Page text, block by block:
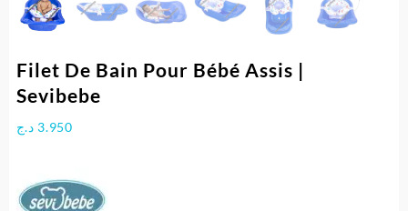
Filet De Bain Pour Bébé Assis |
Sevibebe
3.950 د.ج